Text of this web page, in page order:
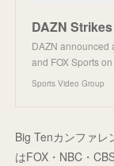
DAZN announced
and FOX Sports
Sports Video Group
Big Tenカンファレ
はFOX・NBC・